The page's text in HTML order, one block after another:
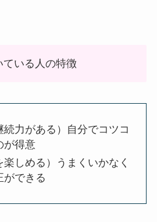
ている人の特徴
続力がある）自分でコツコ
が得意
楽しめる）うまくいかなく
ができる